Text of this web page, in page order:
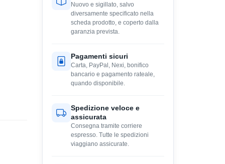
Nuovo e sigillato, salvo
diversamente specificato nella
scheda prodotto, e coperto dalla
garanzia prevista.
Pagamenti sicuri
Carta, PayPal, Nexi, bonifico
bancario e pagamento rateale,
quando disponibile.
Spedizione veloce e
assicurata
Consegna tramite corriere
espresso. Tutte le spedizioni
viaggiano assicurate.